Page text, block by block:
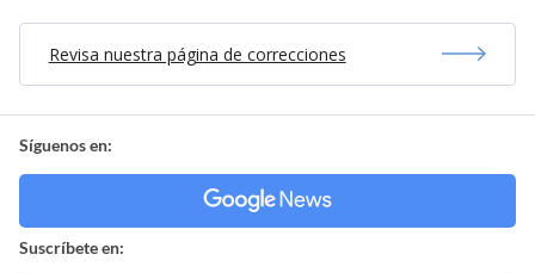
Revisa nuestra página de correcciones
Síguenos en:
Suscríbete en: